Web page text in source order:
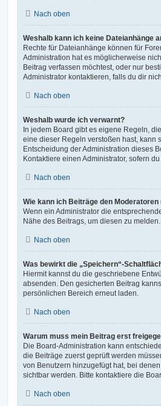
Nach oben
Weshalb kann ich keine Dateianhänge
Rechte für Dateianhänge können für
Administration hat es möglicherweise
Beitrag verfassen möchtest, oder nur
Administrator kontaktieren, falls du dir
Nach oben
Weshalb wurde ich verwarnt?
In jedem Board gibt es eigene Regeln,
eine dieser Regeln verstoßen hast, kann
Entscheidung der Administration dieses
Kontaktiere einen Administrator, sofern
Nach oben
Wie kann ich Beiträge den Moderatoren
Wenn ein Administrator die
Nähe des Beitrags, um diesen zu
Nach oben
Was bewirkt die „Speichern“-
Hiermit kannst du die geschriebene
absenden. Den gesicherten Beitrag
persönlichen Bereich erneut laden.
Nach oben
Warum muss mein Beitrag erst
Die Board-Administration kann
die Beiträge zuerst geprüft werden
von Benutzern hinzugefügt hat, bei
sichtbar werden. Bitte kontaktiere die
Nach oben